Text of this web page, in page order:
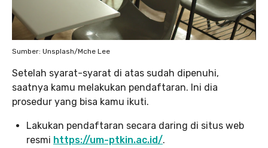
Sumber: Unsplash/Mche Lee
Setelah syarat-syarat di atas sudah dipenuhi,
saatnya kamu melakukan pendaftaran. Ini dia
prosedur yang bisa kamu ikuti.
Lakukan pendaftaran secara daring di situs web
resmi https://um-ptkin.ac.id/.